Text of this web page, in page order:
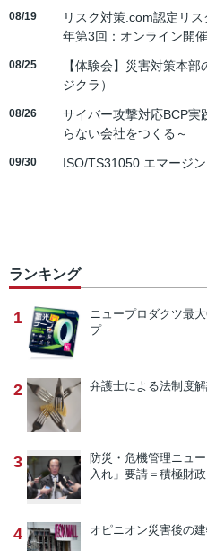
08/19
リスク対策.com認定リ
年第3回：オンライン開催
08/25
【体験会】災害対策本
ジクラ）
08/26
サイバー攻撃対応BCP実
らない会社をつくる～
09/30 ISO/TS31050 エマージ
ランキング
1 ニュープロダクツ最
プ
2 弁護士による法制度
3 防災・危機管理ニュ
入れ」要請＝積極財
4 オピニオン災害後の